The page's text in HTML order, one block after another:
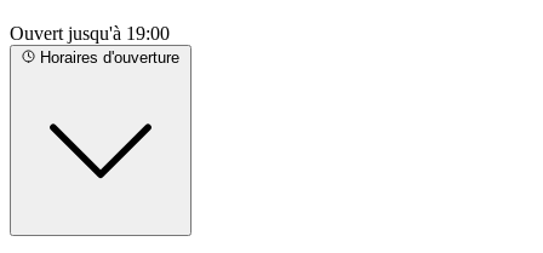
KALIVIA
SANTÉCLAIR
arrêts suivants :
Bus - Lalande
Ouvert jusqu'à 19:00
Horaires d'ouverture